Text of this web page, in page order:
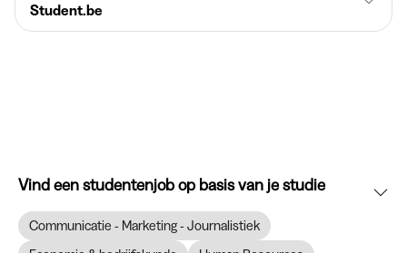
Student.be
Vind een studentenjob op basis van je studie
Communicatie - Marketing - Journalistiek